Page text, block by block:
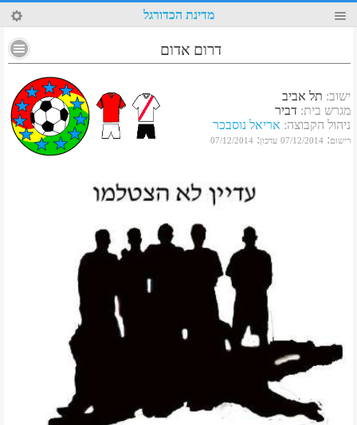
77 מדינת הכדורגל
דרום אדום
ישוב: תל אביב
מגרש בית: דביר
ניהול הקבוצה: אריאל נוסבכר
רישום:
07/12/2014 עדכון:
07/12/2014